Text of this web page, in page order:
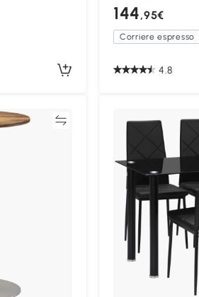
144,95€
Corriere espresso
4.8
Confronta